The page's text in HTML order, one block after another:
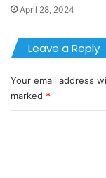
April 28, 2024
Leave a Reply
Your email address
marked *